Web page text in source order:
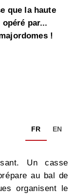
que la haute
par...
!
FR EN
Un casse
au bal de
organisent le